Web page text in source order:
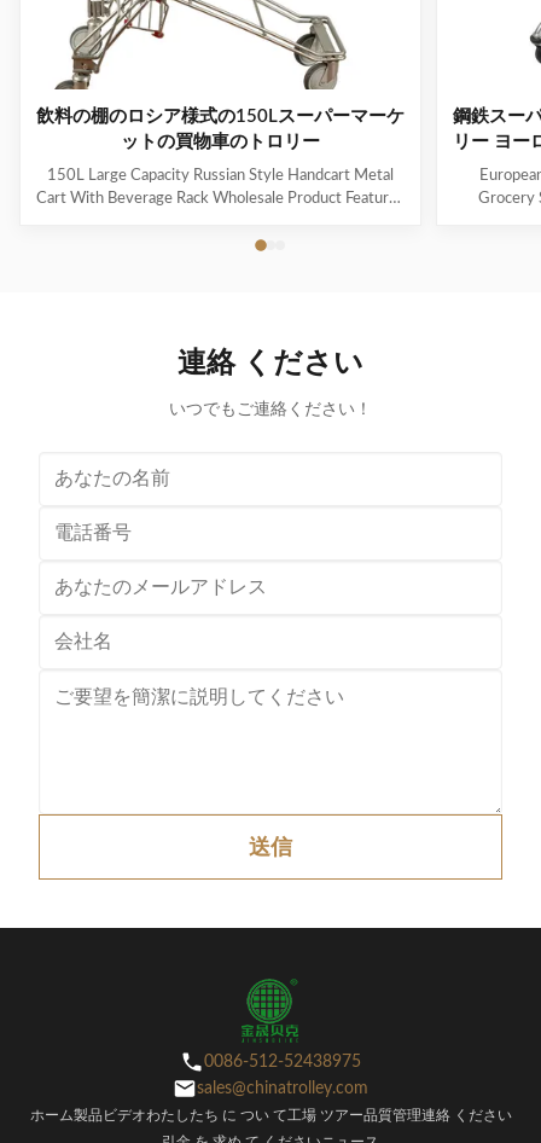
飲料の棚のロシア様式の150Lスーパーマーケ
ットの買物車のトロリー
150L Large Capacity Russian Style Handcart Metal
Cart With Beverage Rack Wholesale Product Features
which is high-quality and durable Europe and the
With a storage foundation, free up more space
Surface treatment, color, logo,
鋼鉄スー
リー ヨー
Grocery
連絡 ください
いつでもご連絡ください！
送信
0086-512-52438975
sales@chinatrolley.com
ホーム製品 ビデオわたしたち に つい て工場 ツアー品質管理連絡 ください